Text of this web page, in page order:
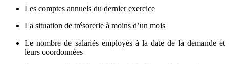
Les comptes annuels du dernier exercice
La situation de trésorerie à moins d’un mois
Le nombre de salariés employés à la date de la demande et
leurs coordonnées